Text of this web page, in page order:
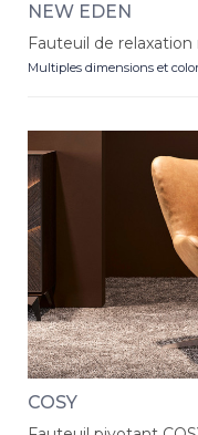
NEW EDEN
Fauteuil de
Multiples dimensions et
COSY